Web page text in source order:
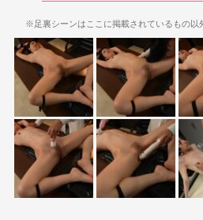
登場するのが特徴です。迫力は無い
良く、中には長時間足裏もあったり
シーンの数と時間の長さで勝負して
3シーン目で具体的にどれだけ足
1:03:45から10秒ちょっと
1:05:46から約1分
1:07:43から10秒
1:08:39からチラリ足裏も含めて
1:09:32から15秒
1:10:20から乳首イキシーンも含
※足裏シーンはここに掲載されているもの以